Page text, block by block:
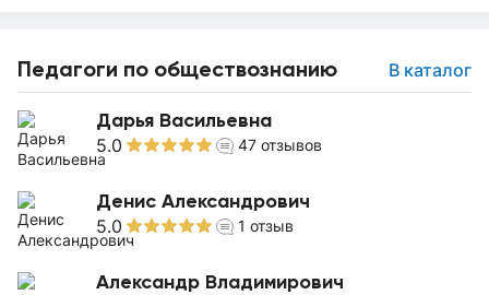
Педагоги по обществознанию В каталог
Дарья Васильевна
5.0 47 отзывов
Денис Александрович
5.0 1 отзыв
Александр Владимирович